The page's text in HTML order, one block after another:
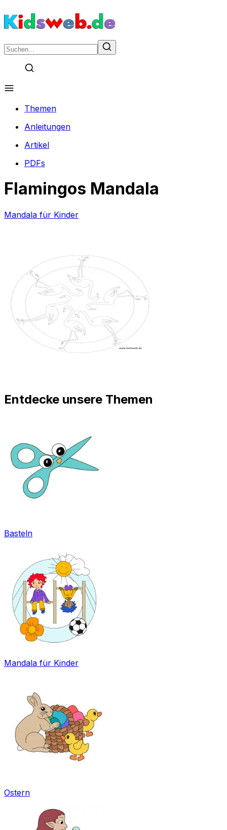
Themen
Anleitungen
Artikel
PDFs
Flamingos Mandala
Mandala für Kinder
Entdecke unsere Themen
Basteln
Mandala für Kinder
Ostern